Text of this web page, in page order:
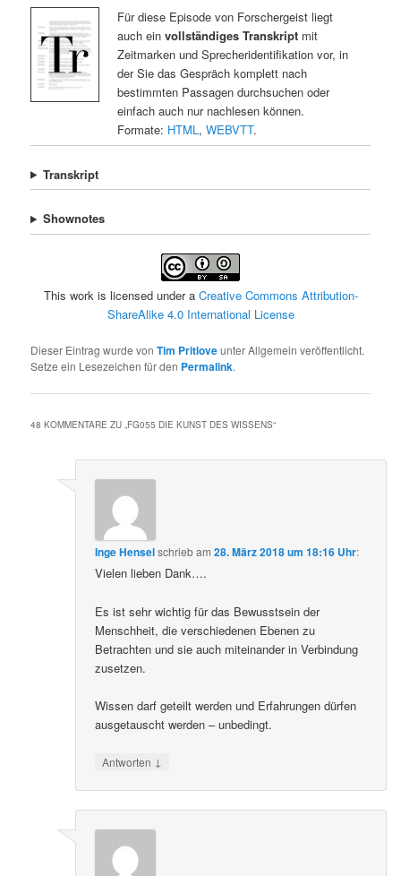
Für diese Episode von Forschergeist liegt
auch ein vollständiges Transkriptmit
Zeitmarken und Sprecheridentifikation vor, in
der Sie das Gespräch komplett nach
bestimmten Passagen durchsuchen oder
einfach auch nur nachlesen können.
Formate: HTML, WEBVTT.
Transkript
Shownotes
This work is licensed under a Creative Commons Attribution-
ShareAlike 4.0 International License
Dieser Eintrag wurde vonTim Pritloveunter Allgemein veröffentlicht.
Setze ein Lesezeichen für den Permalink.
48 KOMMENTARE ZU „FG055 DIE KUNST DES WISSENS“
Inge Henselschriebam28. März 2018 um 18:16 Uhr:
Vielen lieben Dank….
Es ist sehr wichtig für das Bewusstsein der
Menschheit, die verschiedenen Ebenen zu
Betrachten und sie auch miteinander in Verbindung
zusetzen.
Wissen darf geteilt werden und Erfahrungen dürfen
ausgetauscht werden – unbedingt.
Antworten ↓